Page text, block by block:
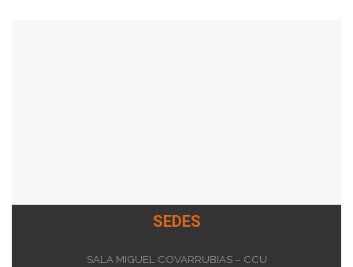
SEDES
SALA MIGUEL COVARRUBIAS – CCU